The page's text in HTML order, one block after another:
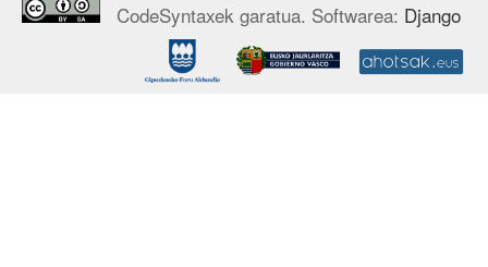
CodeSyntaxek garatua. Softwarea: Django